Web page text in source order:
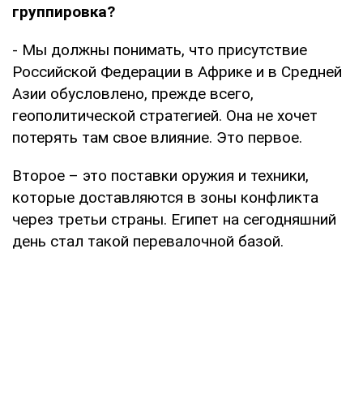
группировка?
- Мы должны понимать, что присутствие
Российской Федерации в Африке и в Средней
Азии обусловлено, прежде всего,
геополитической стратегией. Она не хочет
потерять там свое влияние. Это первое.
Второе – это поставки оружия и техники,
которые доставляются в зоны конфликта
через третьи страны. Египет на сегодняшний
день стал такой перевалочной базой.